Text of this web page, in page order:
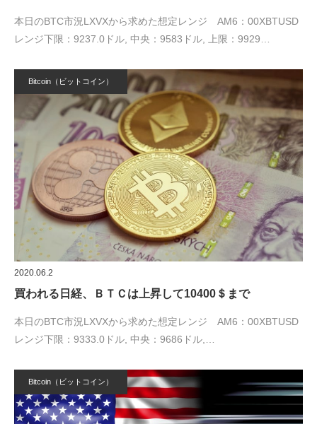
本日のBTC市況LXVXから求めた想定レンジ AM6：00XBTUSD
レンジ下限：9237.0ドル, 中央：9583ドル, 上限：9929…
Bitcoin（ビットコイン）
2020.06.2
買われる日経、ＢＴＣは上昇して10400＄まで
本日のBTC市況LXVXから求めた想定レンジ AM6：00XBTUSD
レンジ下限：9333.0ドル, 中央：9686ドル,…
Bitcoin（ビットコイン）